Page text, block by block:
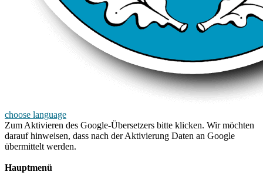
choose language
Zum Aktivieren des Google-Übersetzers bitte klicken. Wir möchten
darauf hinweisen, dass nach der Aktivierung Daten an Google
übermittelt werden.
Hauptmenü